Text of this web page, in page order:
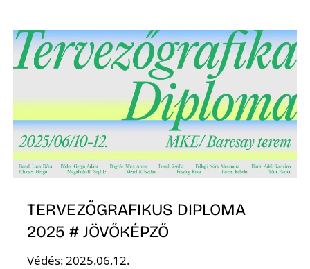
TERVEZŐGRAFIKUS DIPLOMA
2025 # JÖVŐKÉPZŐ
Védés: 2025.06.12.